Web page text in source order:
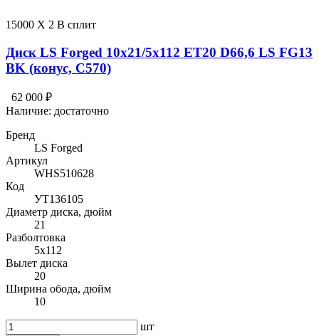
15000 X 2 В сплит
Диск LS Forged 10x21/5x112 ET20 D66,6 LS FG13
BK (конус, C570)
62 000 ₽
Наличие: достаточно
Бренд
LS Forged
Артикул
WHS510628
Код
УТ136105
Диаметр диска, дюйм
21
Разболтовка
5x112
Вылет диска
20
Ширина обода, дюйм
10
шт